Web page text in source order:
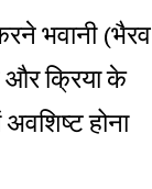
भवानी (भैरव
और क्रिया के
होना